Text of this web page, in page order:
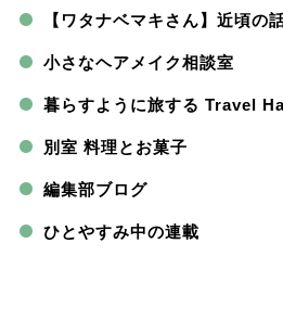
【ワタナベマキさん】近頃の
小さなヘアメイク相談室
暮らすように旅する Travel
別室 料理とお菓子
編集部ブログ
ひとやすみ中の連載